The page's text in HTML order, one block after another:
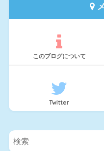
このブログについて
Twitter